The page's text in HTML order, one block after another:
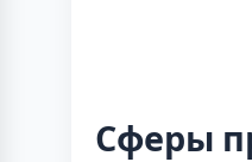
Сферы